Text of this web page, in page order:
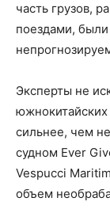
часть грузов,
поездами,
Эксперты не
южнокитайских
сильнее, чем
судном Ever
Vespucci
объем